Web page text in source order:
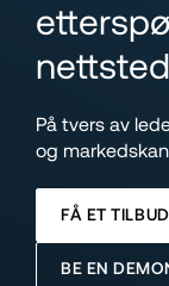
På tvers av
og
FÅ ET TILBUD
BE EN